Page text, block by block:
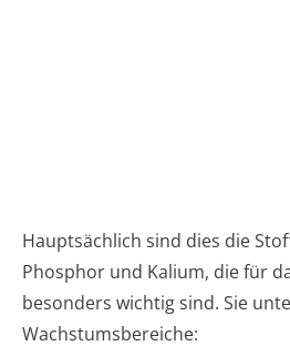
Hauptsächlich sind dies die
Phosphor und Kalium, die für
besonders wichtig sind. Sie
Wachstumsbereiche: